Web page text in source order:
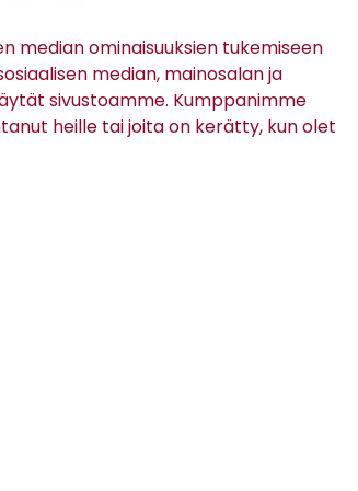
median ominaisuuksien tukemiseen
median, mainosalan ja
sivustoamme. Kumppanimme
heille tai joita on kerätty, kun olet
Matinique
HOUSUT
€ (99,95 €)
Mac
DRIVER-
PUUVILLAHOUSUT
139,95 €